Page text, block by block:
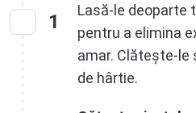
1
Lasă-le deoparte
pentru a elimina
amar. Clătește-le
de hârtie.